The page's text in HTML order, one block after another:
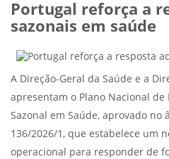
Portugal reforça a
sazonais em saúde
A Direção-Geral da Saúde e a
apresentam o Plano Nacional de
Sazonal em Saúde, aprovado no
136/2026/1, que estabelece um
operacional para responder de